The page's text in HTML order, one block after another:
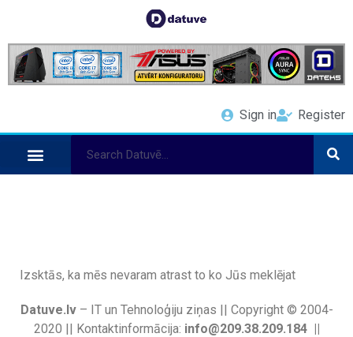
Sign in Register
Izsktās, ka mēs nevaram atrast to ko Jūs meklējat
Datuve.lv– IT un Tehnoloģiju ziņas || Copyright © 2004-
2020 || Kontaktinformācija: info@209.38.209.184 ||